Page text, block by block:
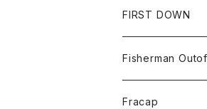
パンツ
コート
ジャケット
スエットシャツ
スエットパンツ
グッズ
帽子
アクセサリー
FIRST DOWN
Fisherman
ニット
Fracap